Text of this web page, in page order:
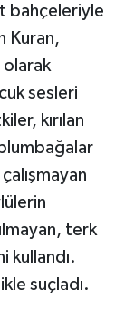
bahçeleriyle
Kuran,
olarak
sesleri
kırılan
terk
kullandı.
suçladı.